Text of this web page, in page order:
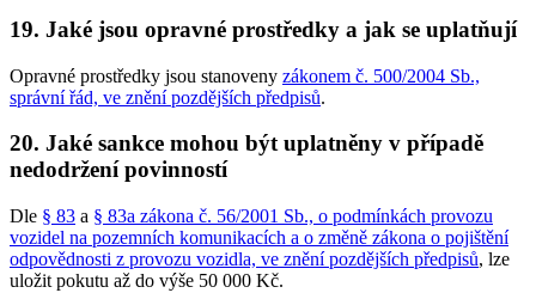
19. Jaké jsou opravné prostředky a jak se uplatňují
Opravné prostředky jsou stanoveny zákonem č. 500/2004 Sb.,
správní řád, ve znění pozdějších předpisů.
20. Jaké sankce mohou být uplatněny v případě
nedodržení povinností
Dle § 83 a § 83a zákona č. 56/2001 Sb., o podmínkách provozu
vozidel na pozemních komunikacích a o změně zákona o pojištění
odpovědnosti z provozu vozidla, ve znění pozdějších předpisů, lze
uložit pokutu až do výše 50 000 Kč.